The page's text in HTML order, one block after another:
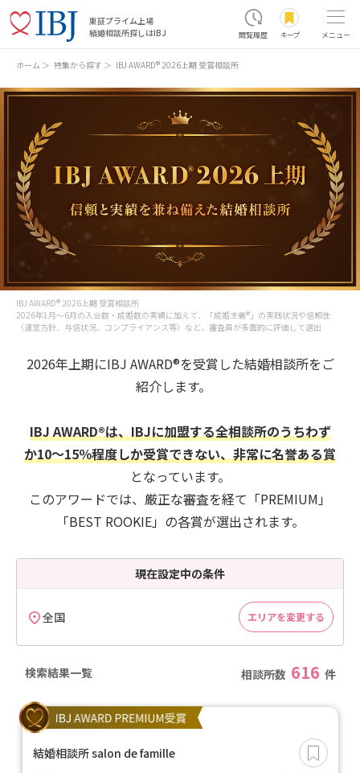
東証プライム上場
結婚相談所探しはIBJ
閲覧履歴 キープ メニュー
ホーム 特集から探す IBJ AWARD® 2026上期 受賞相談所
IBJ AWARD® 2026上期 受賞相談所
2026年1月～6月の入会数・成婚数の実績に加えて、「成婚主義®」の実践状況や信頼性
（運営方針、与信状況、コンプライアンス等）など、審査員が多面的に評価して選出
2026年上期にIBJ AWARD®を受賞した結婚相談所をご
紹介します。
IBJ AWARD®は、IBJに加盟する全相談所のうちわず
か10～15％程度しか受賞できない、非常に名誉ある賞
となっています。
このアワードでは、厳正な審査を経て「PREMIUM」
「BEST ROOKIE」の各賞が選出されます。
現在設定中の条件
全国 エリアを変更する
検索結果一覧 相談所数 616 件
結婚相談所 salon de famille